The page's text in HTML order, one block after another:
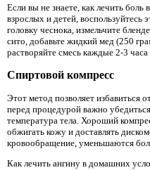
Если вы не знаете, как лечить
взрослых и детей, воспользуйтесь
головку чеснока, измельчите
сито, добавьте жидкий мед (250
растворяйте смесь каждые 2-3
Спиртовой компресс
Этот метод позволяет избавиться
перед процедурой важно
температура тела. Хороший
обжигать кожу и доставлять
кровообращение, уменьшаются
Как лечить ангину в домашних